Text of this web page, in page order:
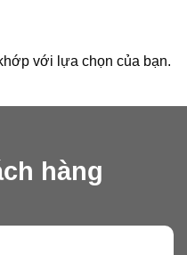
với lựa chọn của bạn.
hàng